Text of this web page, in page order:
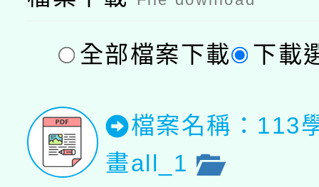
全部檔案下載 下載
檔案名稱：113
畫all_1